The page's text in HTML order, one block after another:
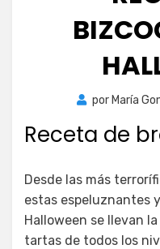
por María
Receta de
Desde las más
estas espeluznantes
Halloween se llevan
tartas de todos los